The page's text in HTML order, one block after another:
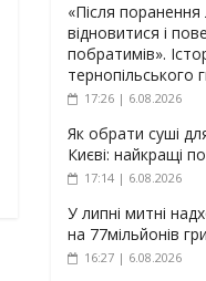
«Після
відновитися і
побратимів».
тернопільського
17:26 | 6.08.2026
Як обрати суші
Києві: найкращі
17:14 | 6.08.2026
У липні митні
на 77мільйонів
16:27 | 6.08.2026